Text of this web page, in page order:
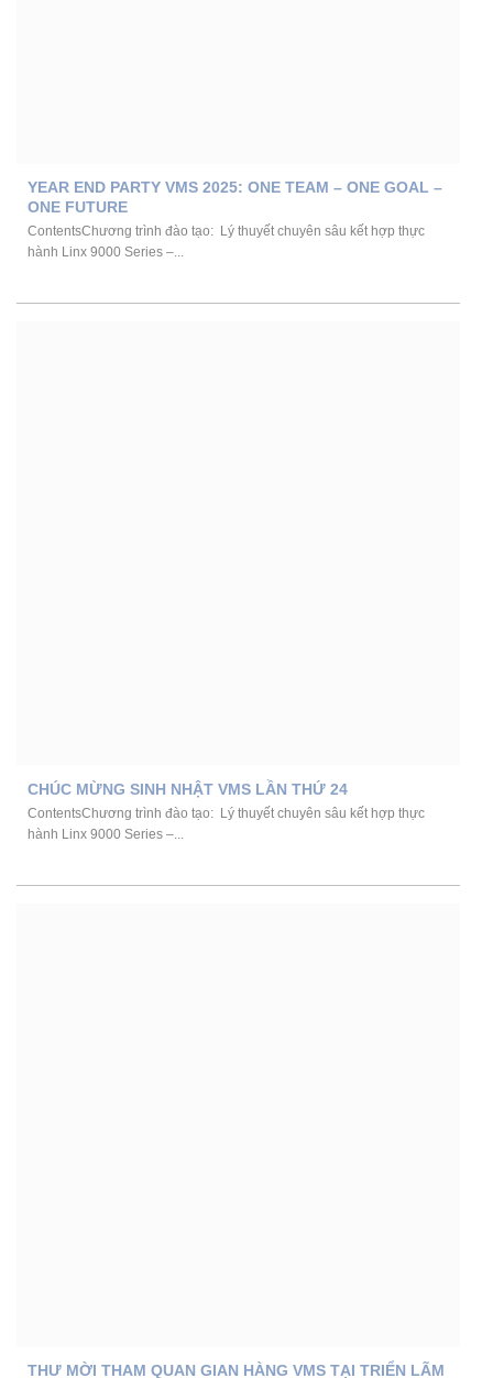
YEAR END PARTY VMS 2025: ONE TEAM – ONE GOAL –
ONE FUTURE
ContentsChương trình đào tạo: Lý thuyết chuyên sâu kết hợp thực
hành Linx 9000 Series –...
CHÚC MỪNG SINH NHẬT VMS LẦN THỨ 24
ContentsChương trình đào tạo: Lý thuyết chuyên sâu kết hợp thực
hành Linx 9000 Series –...
THƯ MỜI THAM QUAN GIAN HÀNG VMS TẠI TRIỂN LÃM